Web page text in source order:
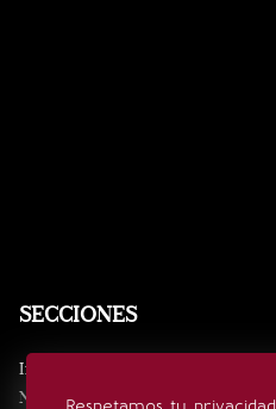
SECCIONES
Inicio
Noticias